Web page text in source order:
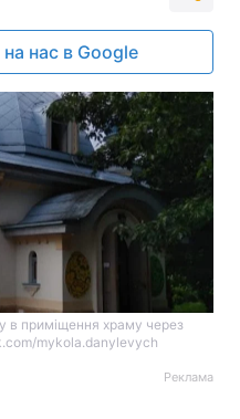
на нас в Google
в приміщення храму через
mykola.danylevych
Реклама